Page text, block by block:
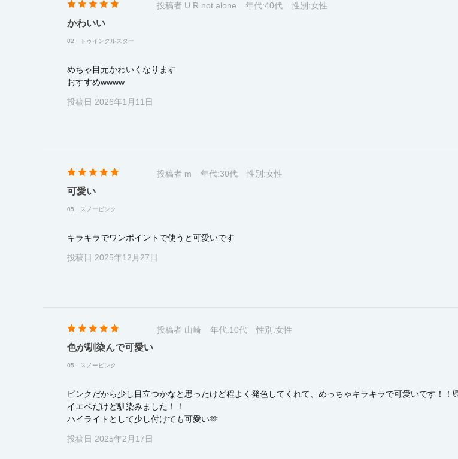
投稿者 U R not alone 年代:40代 性別:女性
かわいい
02 トゥインクルスター
めちゃ目元かわいくなります
おすすめwwww
投稿日 2026年1月11日
投稿者 m 年代:30代 性別:女性
可愛い
05 スノーピンク
キラキラでワンポイントで使うと可愛いです
投稿日 2025年12月27日
投稿者 山崎 年代:10代 性別:女性
色が馴染んで可愛い
05 スノーピンク
ピンクだから少し目立つかなと思ったけど程よく発色してくれて、めっちゃキラキラで可愛いです！！
イエベだけど馴染みました！！
ハイライトとして少し付けても可愛い🫶
投稿日 2025年2月17日